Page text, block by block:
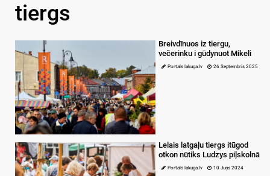
tiergs
Breivdīnuos iz tiergu,
večerinku i gūdynuot Mikeli
Portals lakuga.lv 26 Septembris 2025
Lelais latgaļu tiergs itūgod
otkon nūtiks Ludzys piļskolnā
Portals lakuga.lv 10 Juņs 2024